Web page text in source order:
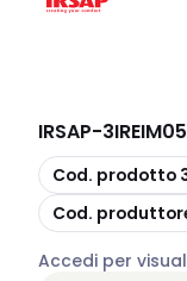
IRSAP-
copia
Cod. prodotto
copia
Cod.
Accedi per